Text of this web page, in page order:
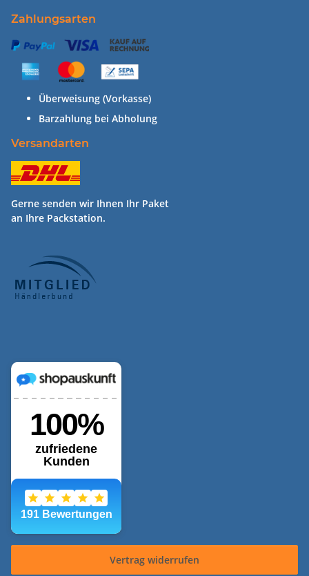
Zahlungsarten
Überweisung (Vorkasse)
Barzahlung bei Abholung
Versandarten
Gerne senden wir Ihnen Ihr Paket
an Ihre Packstation.
Vertrag widerrufen